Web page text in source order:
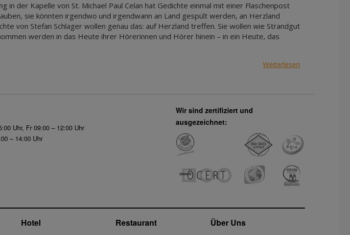
in der Kapelle von St. Michael Paul Celan hat Gedichte einmal mit einer Flaschenpost
sie könnten irgendwo und irgendwann an Land gespült werden, an Herzland
von Stefan Schlager wollen genau das: auf Herzland treffen. Sie wollen wie Strandgut
werden in das Heute ihrer Hörerinnen und Hörer hinein – in ein Heute, das
Weiterlesen
Uhr, Fr 09:00 – 12:00 Uhr
– 14:00 Uhr
Wir sind zertifiziert und
ausgezeichnet:
Hotel Restaurant Über Uns